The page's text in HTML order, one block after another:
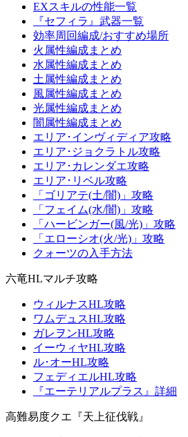
EXスキルの性能一覧
『セフィラ』武器一覧
効率周回編成/おすすめ場所
火属性編成まとめ
水属性編成まとめ
土属性編成まとめ
風属性編成まとめ
光属性編成まとめ
闇属性編成まとめ
エリア･インヴィディア攻略
エリア･ジョクラトル攻略
エリア･カレンダエ攻略
エリア･リベル攻略
「ゴリアテ(土/闇)」攻略
「フェイム(水/闇)」攻略
「ハービンガー(風/光)」攻略
「エローシオ(火/光)」攻略
クォーツの入手方法
六竜HLマルチ攻略
ウィルナスHL攻略
ワムデュスHL攻略
ガレヲンHL攻略
イーウィヤHL攻略
ル･オーHL攻略
フェディエルHL攻略
『エーテリアルプラス』詳細
高難易度クエ『天上征伐戦』